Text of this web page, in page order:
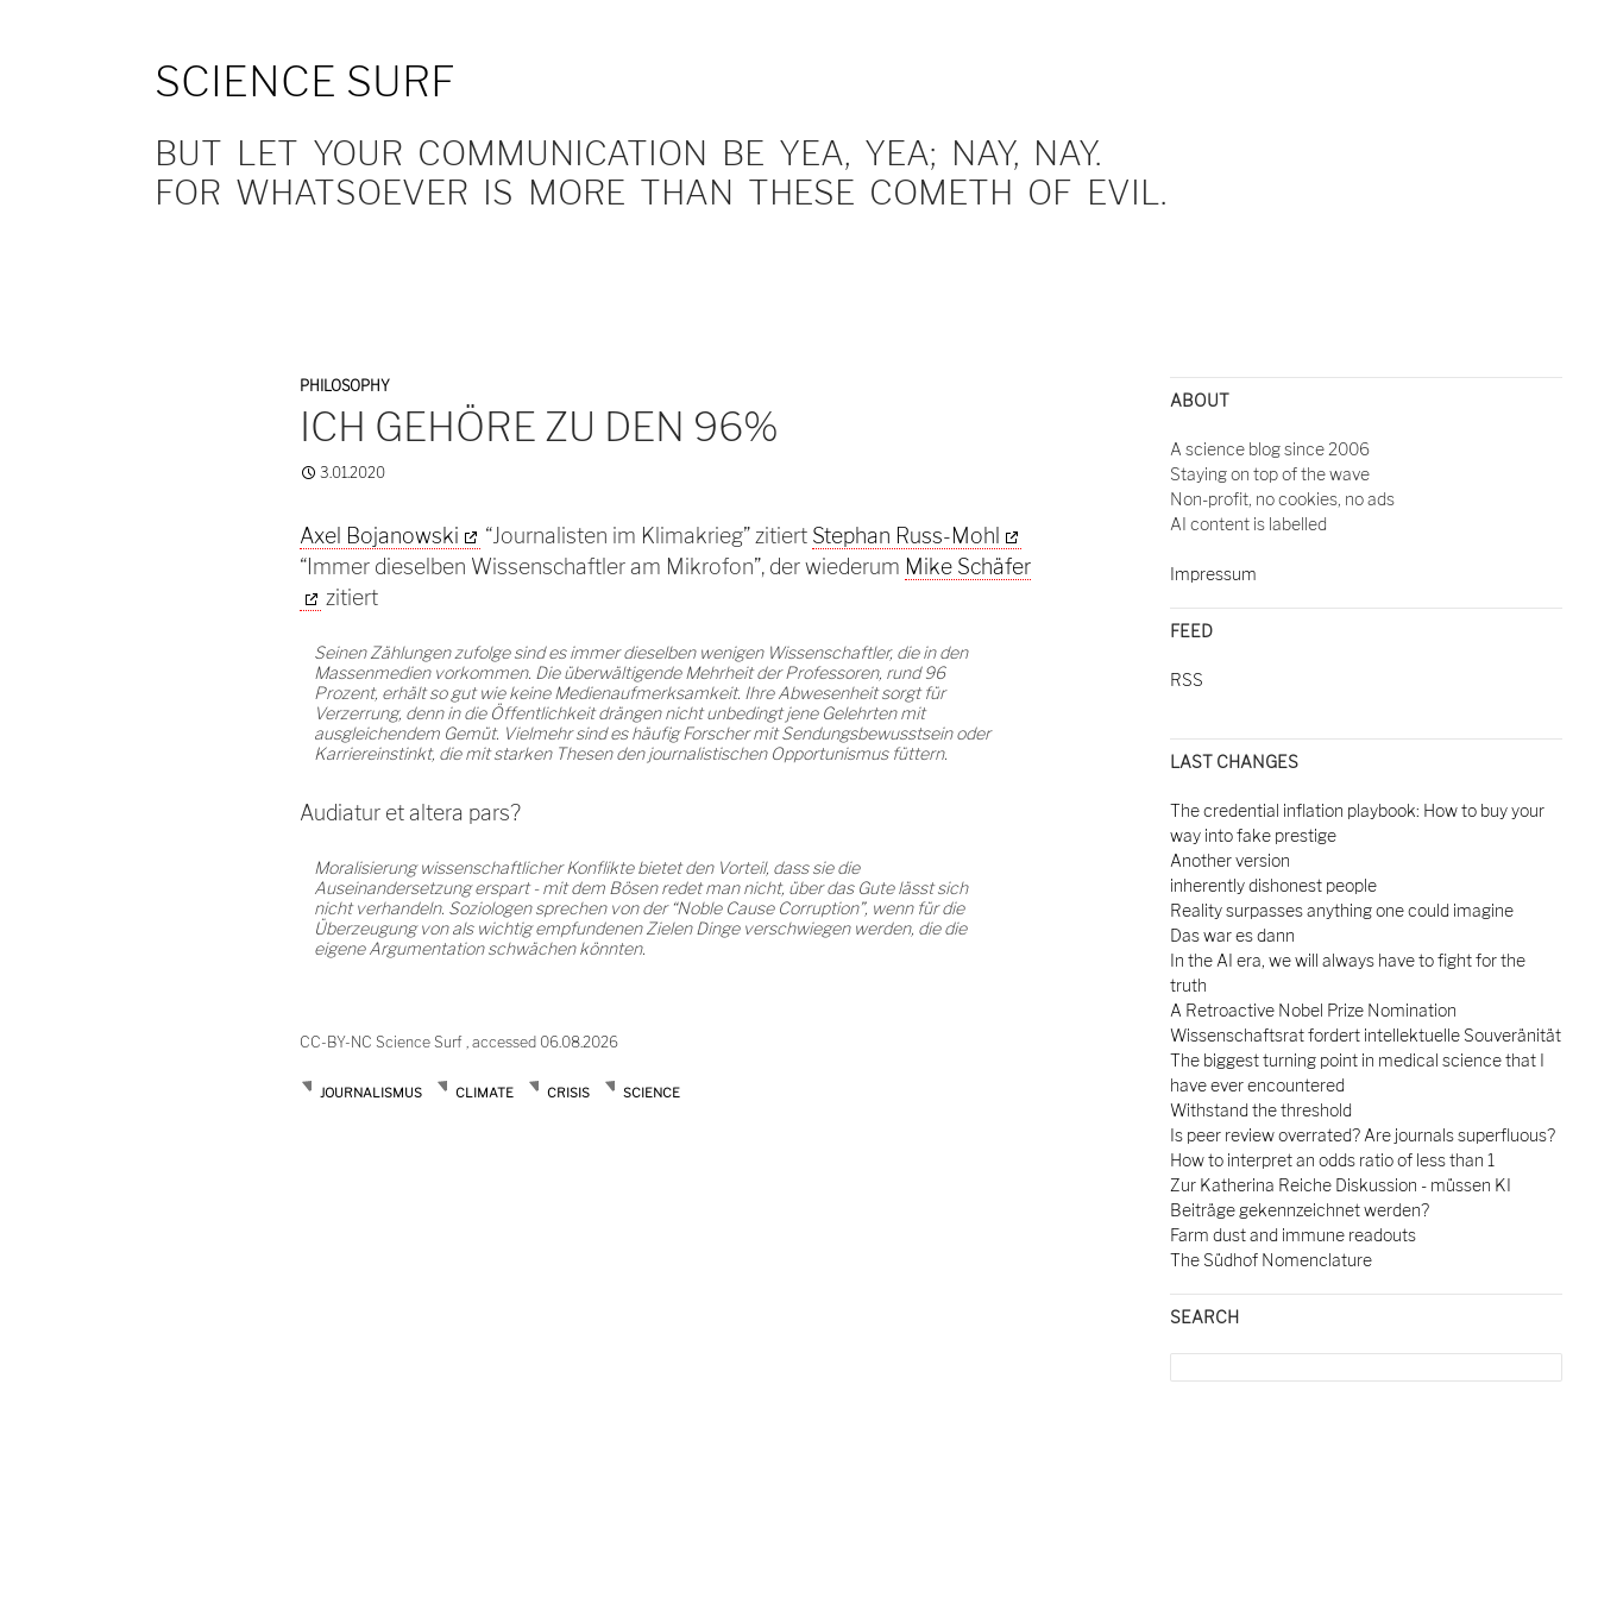
SCIENCE SURF
BUT LET YOUR COMMUNICATION BE YEA, YEA; NAY, NAY.
FOR WHATSOEVER IS MORE THAN THESE COMETH OF EVIL.
PHILOSOPHY
ICH GEHÖRE ZU DEN 96%
3.01.2020
Axel Bojanowski “Journalisten im Klimakrieg” zitiert Stephan Russ-Mohl
“Immer dieselben Wissenschaftler am Mikrofon”, der wiederum Mike Schäfer
zitiert
Seinen Zählungen zufolge sind es immer dieselben wenigen Wissenschaftler, die in den
Massenmedien vorkommen. Die überwältigende Mehrheit der Professoren, rund 96
Prozent, erhält so gut wie keine Medienaufmerksamkeit. Ihre Abwesenheit sorgt für
Verzerrung, denn in die Öffentlichkeit drängen nicht unbedingt jene Gelehrten mit
ausgleichendem Gemüt. Vielmehr sind es häufig Forscher mit Sendungsbewusstsein oder
Karriereinstinkt, die mit starken Thesen den journalistischen Opportunismus füttern.
Audiatur et altera pars?
Moralisierung wissenschaftlicher Konflikte bietet den Vorteil, dass sie die
Auseinandersetzung erspart - mit dem Bösen redet man nicht, über das Gute lässt sich
nicht verhandeln. Soziologen sprechen von der “Noble Cause Corruption”, wenn für die
Überzeugung von als wichtig empfundenen Zielen Dinge verschwiegen werden, die die
eigene Argumentation schwächen könnten.
CC-BY-NC Science Surf , accessed 06.08.2026
JOURNALISMUS CLIMATE CRISIS SCIENCE
ABOUT
A science blog since 2006
Staying on top of the wave
Non-profit, no cookies, no ads
AI content is labelled
Impressum
FEED
RSS
LAST CHANGES
The credential inflation playbook: How to buy your
way into fake prestige
Another version
inherently dishonest people
Reality surpasses anything one could imagine
Das war es dann
In the AI era, we will always have to fight for the
truth
A Retroactive Nobel Prize Nomination
Wissenschaftsrat fordert intellektuelle Souveränität
The biggest turning point in medical science that I
have ever encountered
Withstand the threshold
Is peer review overrated? Are journals superfluous?
How to interpret an odds ratio of less than 1
Zur Katherina Reiche Diskussion - müssen KI
Beiträge gekennzeichnet werden?
Farm dust and immune readouts
The Südhof Nomenclature
SEARCH